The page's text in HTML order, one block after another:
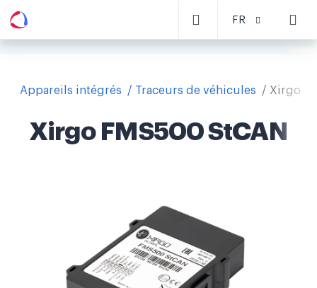
FR
Appareils intégrés Traceurs de véhicules Xirgo
Xirgo FMS500 StCAN